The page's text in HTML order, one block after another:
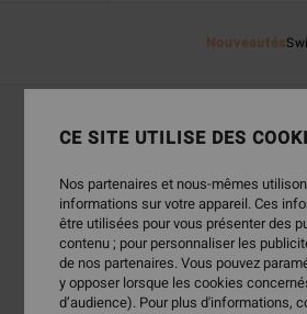
Nouveautés
CE SITE UTILISE DES
Nos partenaires et nous-mêmes
informations sur votre appareil. Ces
être utilisées pour vous présenter des
contenu ; pour personnaliser les
de nos partenaires. Vous pouvez
y opposer lorsque les cookies
d’audience). Pour plus d'informations,